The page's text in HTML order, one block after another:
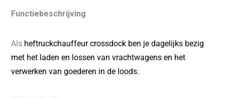
Functiebeschrijving
Als heftruckchauffeur crossdock ben je dagelijks bezig
met het laden en lossen van vrachtwagens en het
verwerken van goederen in de loods.